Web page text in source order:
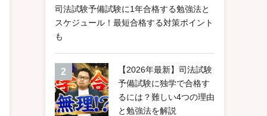
司法試験予備試験に1年合格する勉強法と
スケジュール！最短合格する対策ポイント
も
【2026年最新】司法試験
予備試験に独学で合格す
るには？難しい4つの理由
と勉強法を解説